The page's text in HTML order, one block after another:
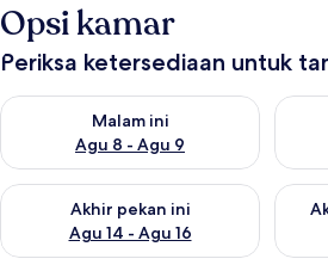
Opsi kamar
Periksa ketersediaan untuk
Malam ini
Agu 8 - Agu 9
Periksa ketersediaan untuk malam ini
Akhir pekan ini
Agu 14 - Agu 16
Periksa ketersediaan untuk akhir pekan